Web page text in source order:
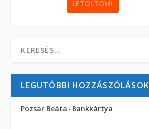
LEGUTÓBBI HOZZÁSZÓLÁSOK
Pozsar Beáta - Bankkártya